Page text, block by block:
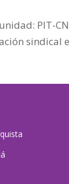
PIT-
sindical